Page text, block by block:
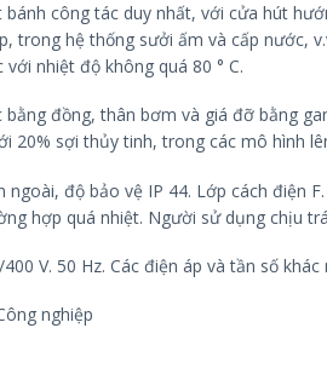
công tác duy nhất, với cửa hút
trong hệ thống sưởi ấm và cấp nước,
nhiệt độ không quá 80 ° C.
đồng, thân bơm và giá đỡ bằng
20% sợi thủy tinh, trong các mô hình
ngoài, độ bảo vệ IP 44. Lớp cách điện
hợp quá nhiệt. Người sử dụng chịu
V. 50 Hz. Các điện áp và tần số
nghiệp